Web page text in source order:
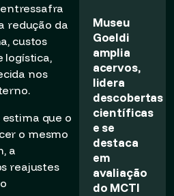
entressafra
redução da
custos
logística,
nos
que o
o mesmo
a
reajustes
Museu
Goeldi
amplia
acervos,
lidera
descobertas
científicas
e se
destaca
em
avaliação
do MCTI